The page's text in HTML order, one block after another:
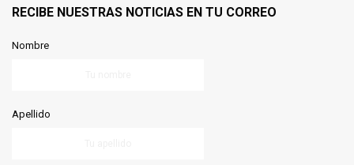
RECIBE NUESTRAS NOTICIAS EN TU CORREO
Nombre
Apellido